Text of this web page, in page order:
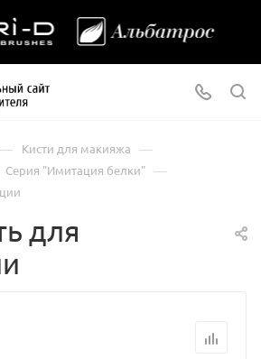
— Кисти для макияжа —
Серия "Имитация белки" —
для